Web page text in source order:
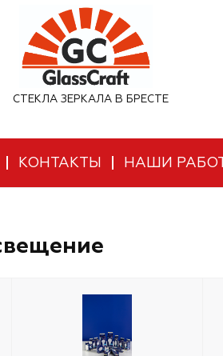
СТЕКЛА ЗЕРКАЛА В БРЕСТЕ
КОНТАКТЫ НАШИ